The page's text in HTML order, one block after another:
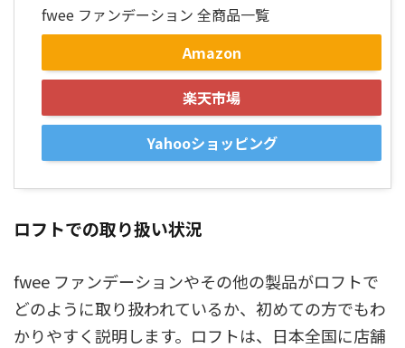
fwee ファンデーション 全商品一覧
Amazon
楽天市場
Yahooショッピング
ロフトでの取り扱い状況
fwee ファンデーションやその他の製品がロフトで
どのように取り扱われているか、初めての方でもわ
かりやすく説明します。ロフトは、日本全国に店舗